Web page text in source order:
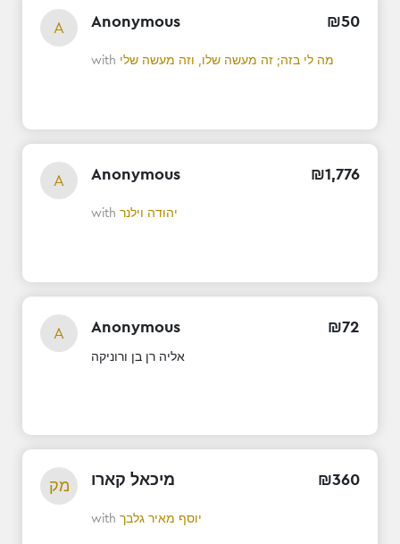
A Anonymous ₪50
with מה לי בזה; זה מעשה שלו, וזה מעשה שלי
A Anonymous ₪1,776
with יהודה וילנר
A Anonymous ₪72
אליה רן בן ורוניקה
מק מיכאל קארו ₪360
with יוסף מאיר גלבך